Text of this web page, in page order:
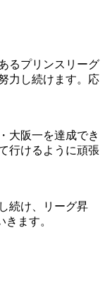
るプリンスリーグ
力し続けます。応
大阪一を達成でき
行けるように頑張
続け、リーグ昇
ます。